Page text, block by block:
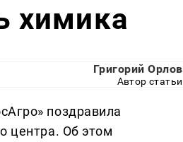
химика
Григорий Орлов
Автор статьи
поздравила
центра. Об этом